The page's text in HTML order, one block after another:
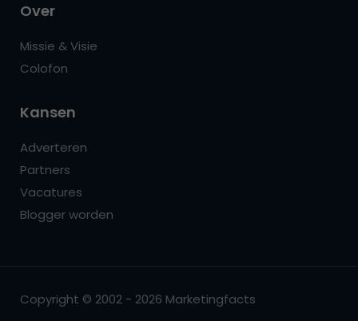
Over
Missie & Visie
Colofon
Kansen
Adverteren
Partners
Vacatures
Blogger worden
Copyright © 2002 - 2026 Marketingfacts